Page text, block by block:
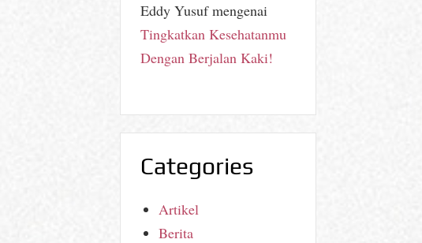
Eddy Yusufmengenai
Tingkatkan Kesehatanmu
Dengan Berjalan Kaki!
Categories
Artikel
Berita